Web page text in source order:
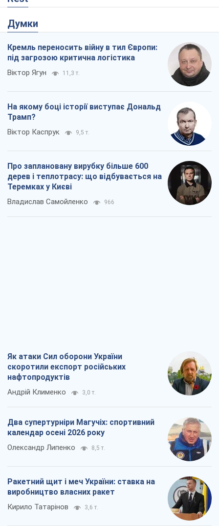
Думки
Кремль переносить війну в тил Європи:
під загрозою критична логістика
Віктор Ягун 11,3 т.
На якому боці історії виступає Дональд
Трамп?
Віктор Каспрук 9,5 т.
Про заплановану вирубку більше 600
дерев і теплотрасу: що відбувається на
Теремках у Києві
Владислав Самойленко 966
Як атаки Сил оборони України
скоротили експорт російських
нафтопродуктів
Андрій Клименко 3,0 т.
Два супертурніри Магучіх: спортивний
календар осені 2026 року
Олександр Липенко 8,5 т.
Ракетний щит і меч України: ставка на
виробництво власних ракет
Кирило Татарінов 3,6 т.